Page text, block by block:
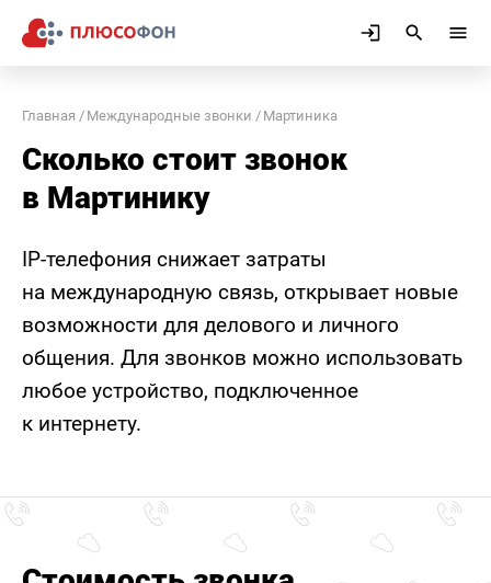
Главная Международные звонки Мартиника
Сколько стоит звонок
в Мартинику
IP-телефония снижает затраты
на международную связь, открывает новые
возможности для делового и личного
общения. Для звонков можно использовать
любое устройство, подключенное
к интернету.